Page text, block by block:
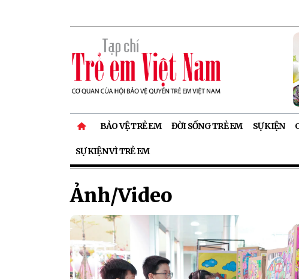
BẢO VỆ TRẺ EM ĐỜI SỐNG TRẺ EM SỰ KIỆN
SỰ KIỆN VÌ TRẺ EM
Ảnh/Video